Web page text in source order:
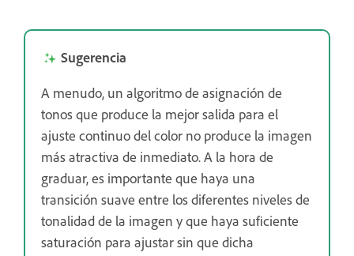
Sugerencia
A menudo, un algoritmo de asignación de
tonos que produce la mejor salida para el
ajuste continuo del color no produce la imagen
más atractiva de inmediato. A la hora de
graduar, es importante que haya una
transición suave entre los diferentes niveles de
tonalidad de la imagen y que haya suficiente
saturación para ajustar sin que dicha